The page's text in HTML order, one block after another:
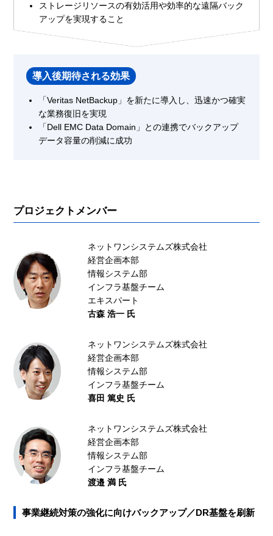
ストレージリソースの有効活用や効率的な遠隔バック
アップを実現すること
導入後期待される効果
「Veritas NetBackup」を新たに導入し、迅速かつ確実
な業務復旧を実現
「Dell EMC Data Domain」との連携でバックアップ
データ容量の削減に成功
プロジェクトメンバー
ネットワンシステムズ株式会社
経営企画本部
情報システム部
インフラ基盤チーム
エキスパート
古森 浩一 氏
ネットワンシステムズ株式会社
経営企画本部
情報システム部
インフラ基盤チーム
喜田 篤史 氏
ネットワンシステムズ株式会社
経営企画本部
情報システム部
インフラ基盤チーム
渡邉 満 氏
事業継続対策の強化に向けバックアップ／DR基盤を刷新